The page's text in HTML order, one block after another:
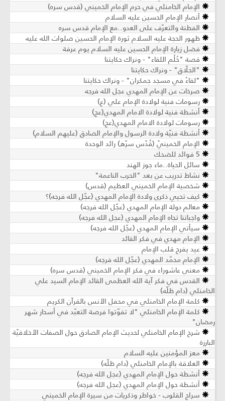
الإمام الخامنئي في حرم الإمام الخميني (قدس سره)
أنصار الإمام الحسين عليه السلام
الفطنة والتعرّف على العدو..مع الإمام قدس سره
ظهور الحجة عليه السلام ثورة الإمام الحسين صلوات الله عليه
فضل زيارة الإمام الحسين عليه السلام يوم عرفة
قصة "حُلُم اللقاء" - ونراك حكايتنا
"الحلّاق" - ونراك حكايتنا
"لقاءٌ في مسجد جمكران" - ونراك حكايتنا
صرخات عن الإمام المهدي عجل الله فرجه
رسومات فنية لولادة الإمام علي (ع)
أنشطة فنية لولادة الامام المهدي(عج)
رسومات لولادة الامام المهدي(عج)
أنشطة فنيّة ولادة الرسول والإمام الصادق (عليهم السلام)
الإمام الخمينيّ (قُدّس سرّه) رائد الوحدة
5 فوائد للضحك
سائل الحياة..ماء جوز الهند
نشاط تدريب عن بعد "الحرب الناعمة"
شخصية الإمام الخميني العظيم (قدس)
كيف تحيي ذكرى ولادة الإمام المهدي (عجّل الله فرجه)؟
معالم دولة الإمام المهدي (عجّل الله فرجه)
واجباتنا تجاه الإمام المهدي (عجل الله فرجه)
سيأتي الإمام المهدي (عجّل الله فرجه)
الإمام مهدي في فكر القائد
عيد يفرح قلب الإمام
الإمام محمّد المهدي (عجّل الله فرجه)
معنى عاشوراء في فكر الإمام الخميني (قدس سره)
القدس في فكر آية الله العظمى القائد الإمام السيد علي
الخامنئي (دام ظلّه)
كلمة الإمام الخامنئي في محفل الأنس بالقرآن الكريم
كلمة الإمام الخامنئي "لا تفوّتوا فرصة التعبّد في أسحار شهر
رمضان"
شرح الإمام الخامنئي لحديث الإمام الصادق حول الصفات الأخلاقيّة
البارزة
معز المؤمنين عليه السلام
العلاقة بالإمام الخامنئي (دام ظلّه)
أنشطة حول الإمام المهدي (عجل الله فرجه)
أنشطة حول الإمام المهدي (عجل الله فرجه)
سراج القلوب - خواطر وذكريات من سيرة الإمام الخميني